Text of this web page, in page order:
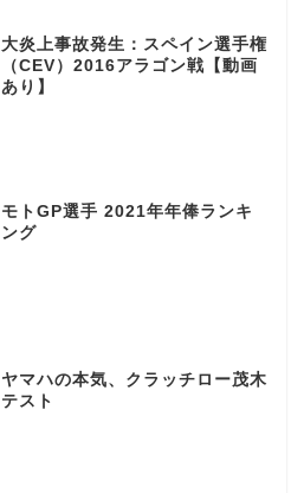
大炎上事故発生：スペイン選手権
（CEV）2016アラゴン戦【動画
あり】
モトGP選手 2021年年俸ランキ
ング
ヤマハの本気、クラッチロー茂木
テスト